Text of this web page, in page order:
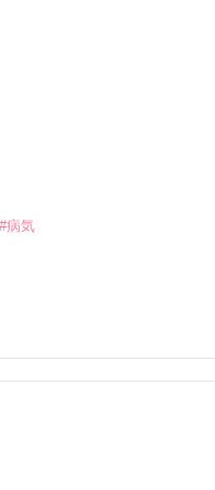
☆
／高階良子」レベルなのに
#病気
のである――。